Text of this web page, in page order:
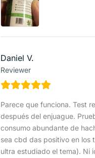
Daniel V.
Reviewer
Parece que funciona. Test
después del enjuague.
consumo abundante de
sea cbd das positivo en los
ultra estudiado el tema). Ni